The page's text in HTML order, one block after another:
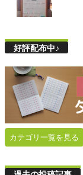
好評配布中♪
カテゴリ一覧を見る